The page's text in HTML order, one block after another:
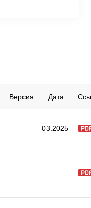
Версия Дата
03.2025